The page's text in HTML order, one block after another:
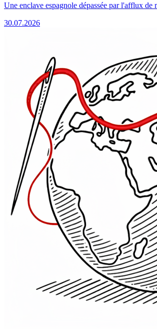
Une enclave espagnole dépassée par l'afflux de
30.07.2026